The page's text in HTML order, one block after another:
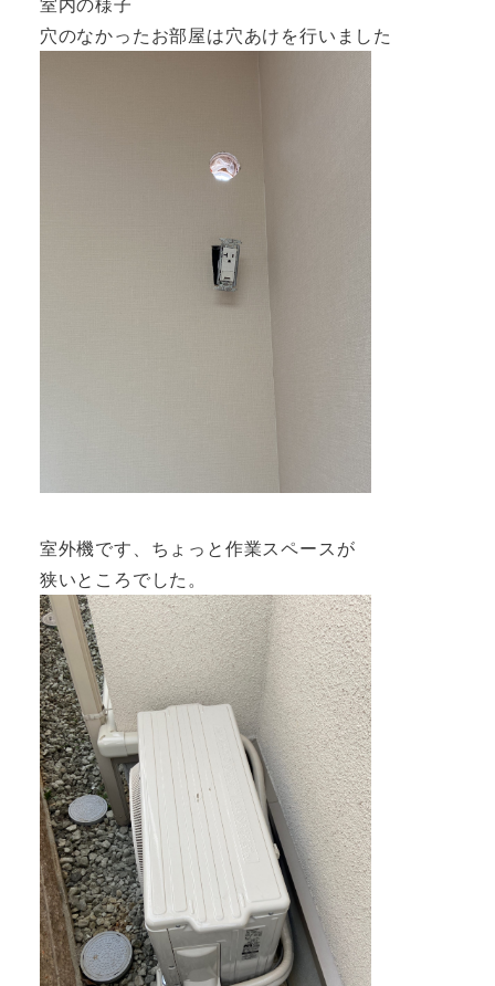
穴のなかったお部屋は穴あけを行いました
室外機です、ちょっと作業スペースが
狭いところでした。